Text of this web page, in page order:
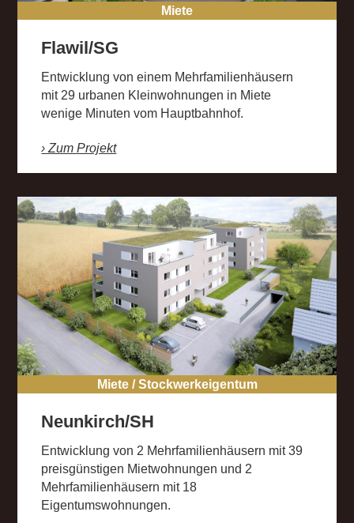
Miete
Flawil/SG
Entwicklung von einem Mehrfamilienhäusern
mit 29 urbanen Kleinwohnungen in Miete
wenige Minuten vom Hauptbahnhof.
› Zum Projekt
Miete / Stockwerkeigentum
Neunkirch/SH
Entwicklung von 2 Mehrfamilienhäusern mit 39
preisgünstigen Mietwohnungen und 2
Mehrfamilienhäusern mit 18
Eigentumswohnungen.